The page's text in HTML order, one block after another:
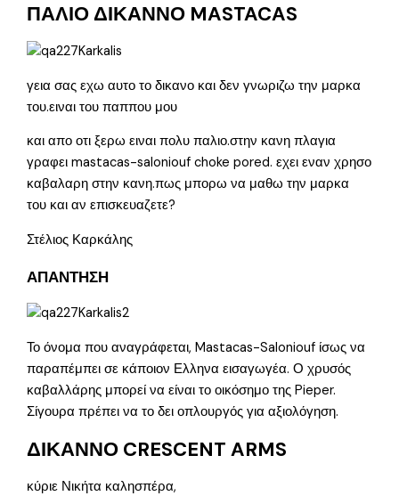
ΠΑΛΙΟ ΔΙΚΑΝΝΟ MASTACAS
γεια σας εχω αυτο το δικανο και δεν γνωριζω την μαρκα
του.ειναι του παππου μου
και απο οτι ξερω ειναι πολυ παλιο.στην κανη πλαγια
γραφει mastacas-saloniouf choke pored. εχει εναν χρησο
καβαλαρη στην κανη.πως μπορω να μαθω την μαρκα
του και αν επισκευαζετε?
Στέλιος Καρκάλης
ΑΠΑΝΤΗΣΗ
Το όνομα που αναγράφεται, Mastacas-Saloniouf ίσως να
παραπέμπει σε κάποιον Ελληνα εισαγωγέα. Ο χρυσός
καβαλλάρης μπορεί να είναι το οικόσημο της Pieper.
Σίγουρα πρέπει να το δει οπλουργός για αξιολόγηση.
ΔΙΚΑΝΝΟ CRESCENT ARMS
κύριε Νικήτα καλησπέρα,